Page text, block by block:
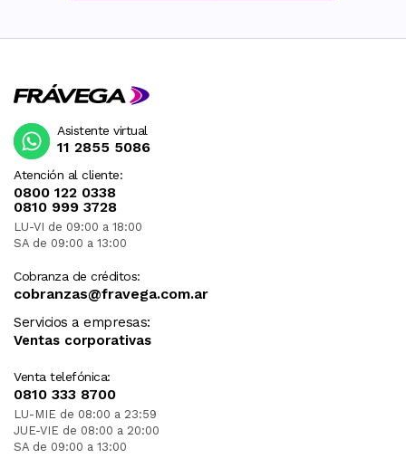
Atención al cliente:
0800 122 0338
0810 999 3728
LU-VI de 09:00 a 18:00
SA de 09:00 a 13:00
Cobranza de créditos:
cobranzas@fravega.com.ar
Servicios a empresas:
Ventas corporativas
Venta telefónica:
0810 333 8700
LU-MIE de 08:00 a 23:59
JUE-VIE de 08:00 a 20:00
SA de 09:00 a 13:00
Asistente virtual
11 2855 5086